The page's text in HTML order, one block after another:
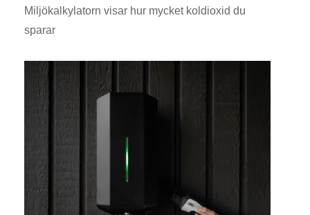
Miljökalkylatorn visar hur mycket koldioxid du
sparar